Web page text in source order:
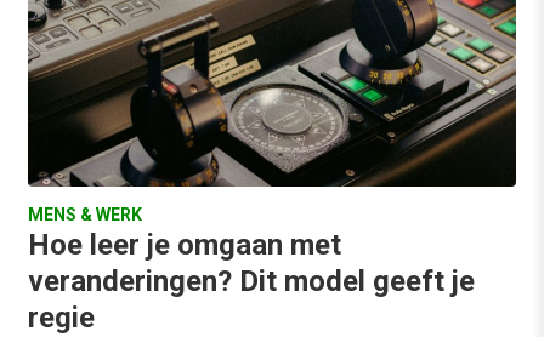
MENS & WERK
Hoe leer je omgaan met
veranderingen? Dit model geeft je
regie